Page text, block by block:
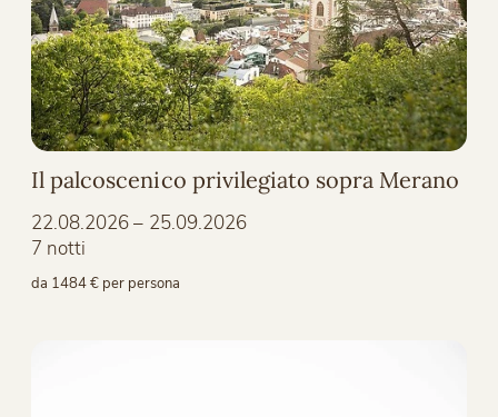
Il palcoscenico privilegiato sopra Merano
22.08.2026 – 25.09.2026
7 notti
da 1484 € per persona